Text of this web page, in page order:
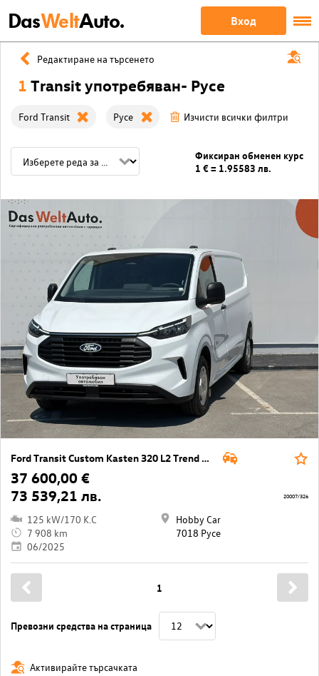
DasWeltAuto. Вход
Редактиране на търсенето
1 Transit употребяван- Русе
Ford Transit Русе Изчисти всички филтри
Фиксиран обменен курс
1 € = 1.95583 лв.
Ford Transit Custom Kasten 320 L2 Trend AWD
37 600,00 €
73 539,21 лв.
125 kW/170 K.C
7 908 km
06/2025
Hobby Car
7018 Русе
20007/326
Превозни средства на страница
1
Активирайте търсачката